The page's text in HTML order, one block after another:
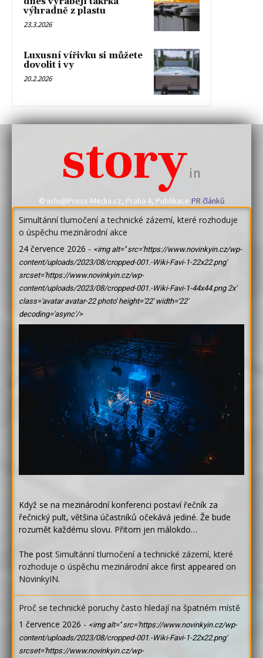
výhradně z plastu
23.3.2026
Luxusní vířivku si můžete
dovolit i vy
20.2.2026
storyin
© info@Press-Media.cz, Praha 4, Publikace PR článků
Simultánní tlumočení a technické zázemí, které rozhoduje
o úspěchu mezinárodní akce
24 července 2026 - <img alt='' src='https://www.novinkyin.cz/wp-
content/uploads/2023/08/cropped-001.-Wiki-Favi-1-22x22.png'
srcset='https://www.novinkyin.cz/wp-
content/uploads/2023/08/cropped-001.-Wiki-Favi-1-44x44.png 2x'
class='avatar avatar-22 photo' height='22' width='22'
decoding='async'/>
Když se na mezinárodní konferenci postaví řečník za
řečnický pult, většina účastníků očekává jediné. Že bude
rozumět každému slovu. Přitom jen málokdo…
The post Simultánní tlumočení a technické zázemí, které
rozhoduje o úspěchu mezinárodní akce first appeared on
NovinkyIN.
Proč se technické poruchy často hledají na špatném místě
1 července 2026 - <img alt='' src='https://www.novinkyin.cz/wp-
content/uploads/2023/08/cropped-001.-Wiki-Favi-1-22x22.png'
srcset='https://www.novinkyin.cz/wp-